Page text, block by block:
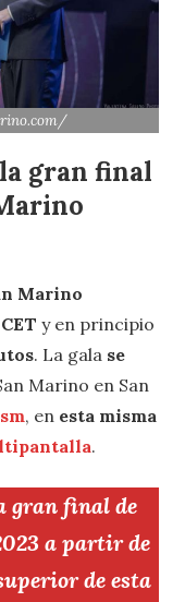
gran final
Marino
y en principio
. La gala se
Marino en San
, en esta misma
.
gran final de
a partir de
de esta